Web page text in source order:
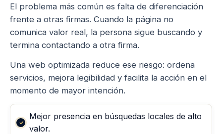
El problema más común es falta de diferenciación
frente a otras firmas. Cuando la página no
comunica valor real, la persona sigue buscando y
termina contactando a otra firma.
Una web optimizada reduce ese riesgo: ordena
servicios, mejora legibilidad y facilita la acción en el
momento de mayor intención.
Mejor presencia en búsquedas locales de alto
valor.